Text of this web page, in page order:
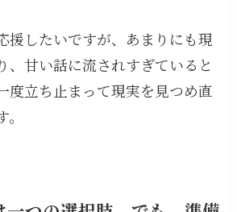
援したいですが、あまりにも現
、甘い話に流されすぎていると
度立ち止まって現実を見つめ直